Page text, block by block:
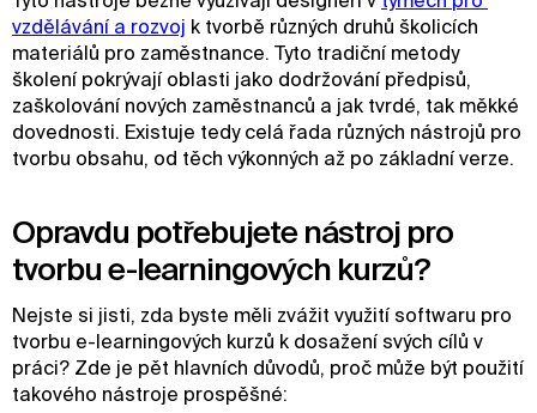
vzdělávání a rozvoj k tvorbě různých druhů školicích
materiálů pro zaměstnance. Tyto tradiční metody
školení pokrývají oblasti jako dodržování předpisů,
zaškolování nových zaměstnanců a jak tvrdé, tak měkké
dovednosti. Existuje tedy celá řada různých nástrojů pro
tvorbu obsahu, od těch výkonných až po základní verze.
Opravdu potřebujete nástroj pro
tvorbu e-learningových kurzů?
Nejste si jisti, zda byste měli zvážit využití softwaru pro
tvorbu e-learningových kurzů k dosažení svých cílů v
práci? Zde je pět hlavních důvodů, proč může být použití
takového nástroje prospěšné: